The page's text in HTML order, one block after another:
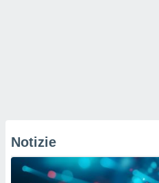
Notizie